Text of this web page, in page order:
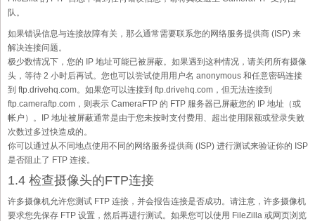
队。
如果错误信息与连接故障有关，那么通常需要联系您的网络服务提供商 (ISP) 来
解决连接问题。
极少数情况下，您的 IP 地址可能已被屏蔽。如果遇到这种情况，请关闭所有摄像
头，等待 2 小时后再试。您也可以尝试使用用户名 anonymous 和任意密码连接
到 ftp.drivehq.com。如果您可以连接到 ftp.drivehq.com，但无法连接到
ftp.cameraftp.com，则表示 CameraFTP 的 FTP 服务器已屏蔽您的 IP 地址（或
帐户）。IP 地址被屏蔽通常是由于您未按时支付费用、超出使用限额或登录失败
次数过多过快造成的。
你可以通过从不同地点使用不同的网络服务提供商 (ISP) 进行测试来验证你的 ISP
是否阻止了 FTP 连接。
1.4 检查摄像头的FTP连接
许多摄像机允许您测试 FTP 连接，并会报告连接是否成功。请注意，许多摄像机
要求您先保存 FTP 设置，然后再进行测试。如果您可以使用 FileZilla 或网页浏览